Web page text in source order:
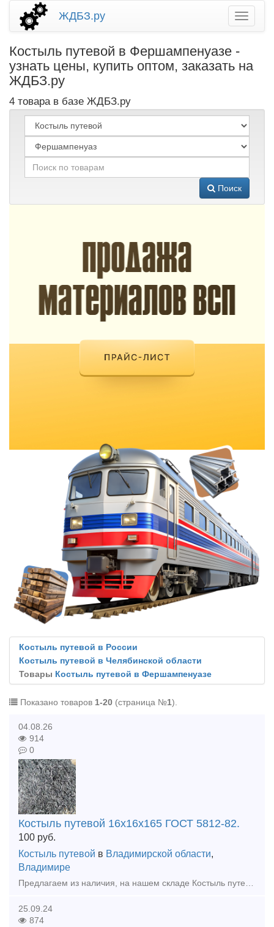
ЖДБЗ.ру
Костыль путевой в Фершампенуазе -
узнать цены, купить оптом, заказать на
ЖДБЗ.ру
4 товара в базе ЖДБЗ.ру
Поиск
Костыль путевой в России
Костыль путевой в Челябинской области
Товары Костыль путевой в Фершампенуазе
Показано товаров 1-20 (страница №1).
04.08.26
914
0
Костыль путевой 16х16х165 ГОСТ 5812-82.
100 руб.
Костыль путевой в Владимирской области,
Владимире
Предлагаем из наличия, на нашем складе Костыль путевой 16х16х165 ГОСТ 5812-82, новый или Б/У, гарантия качества, быстрая отгрузка. Звоните и размещайте вашу заявку: к.т.+7(905)145-42-45
25.09.24
874